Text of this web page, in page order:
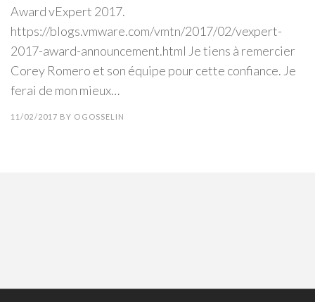
Award vExpert 2017.
https://blogs.vmware.com/vmtn/2017/02/vexpert-
2017-award-announcement.html Je tiens à remercier
Corey Romero et son équipe pour cette confiance. Je
ferai de mon mieux…
11/02/2017 BY OGOSSELIN